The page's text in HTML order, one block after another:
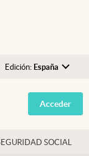
Edición: España
Argentina
España
USA
Acceder
SOCIAL